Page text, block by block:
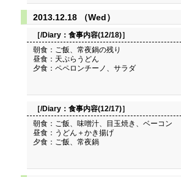
2013.12.18 （Wed）
［/Diary： 食事内容(12/18)］
朝食：ご飯、常夜鍋の残り
昼食：天ぷらうどん
夕食：ペペロンチーノ、サラダ
［/Diary： 食事内容(12/17)］
朝食：ご飯、味噌汁、目玉焼き、ベーコン
昼食：うどん＋かき揚げ
夕食：ご飯、常夜鍋